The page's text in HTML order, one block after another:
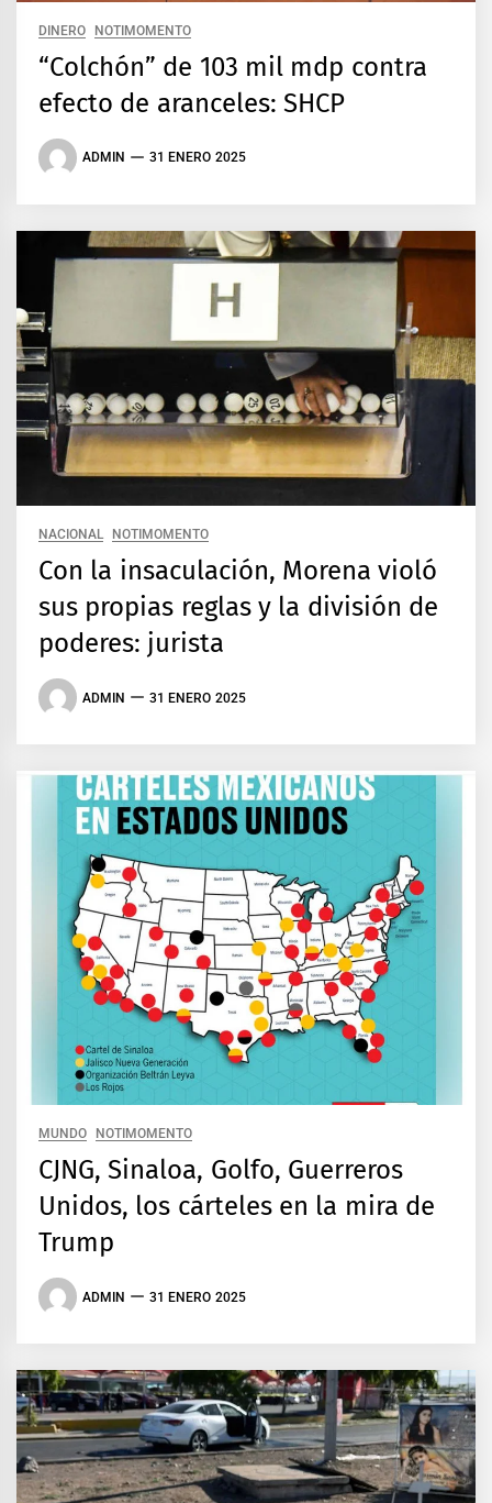
DINERO NOTIMOMENTO
“Colchón” de 103 mil mdp contra
efecto de aranceles: SHCP
ADMIN 31 ENERO 2025
NACIONAL NOTIMOMENTO
Con la insaculación, Morena violó
sus propias reglas y la división de
poderes: jurista
ADMIN 31 ENERO 2025
MUNDO NOTIMOMENTO
CJNG, Sinaloa, Golfo, Guerreros
Unidos, los cárteles en la mira de
Trump
ADMIN 31 ENERO 2025